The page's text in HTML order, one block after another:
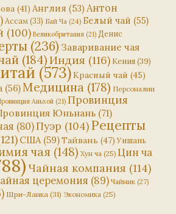
(41) Англия (53) Антон
Ассам (33) Бай Ча (24) Белый чай (55)
(100) Великобритания (21) Денис
(236) Заваривание чая
(184)Индия (116) Кения(39)
(573)Красный чай (45)
(56) Медицина (178) Персоналии
Аньхой (21) Провинция
Юньнань (71)
(80)Пуэр (104)Рецепты
США(59)Тайвань (47) Уишань
чая (148) Хун ча (25) Цин ча
Чайная компания (114)
церемония (89) Чайник (27)
Шри-Ланка (31) Экономика (25)